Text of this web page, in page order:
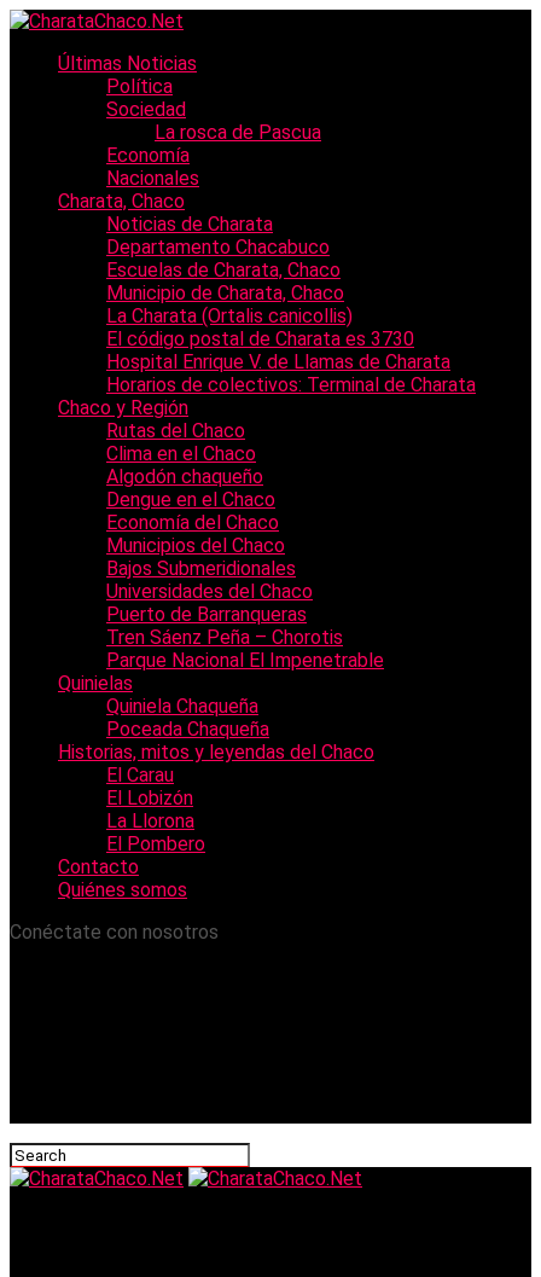
Últimas Noticias
Política
Sociedad
La rosca de Pascua
Economía
Nacionales
Charata, Chaco
Noticias de Charata
Departamento Chacabuco
Escuelas de Charata, Chaco
Municipio de Charata, Chaco
La Charata (Ortalis canicollis)
El código postal de Charata es 3730
Hospital Enrique V. de Llamas de Charata
Horarios de colectivos: Terminal de Charata
Chaco y Región
Rutas del Chaco
Clima en el Chaco
Algodón chaqueño
Dengue en el Chaco
Economía del Chaco
Municipios del Chaco
Bajos Submeridionales
Universidades del Chaco
Puerto de Barranqueras
Tren Sáenz Peña – Chorotis
Parque Nacional El Impenetrable
Quinielas
Quiniela Chaqueña
Poceada Chaqueña
Historias, mitos y leyendas del Chaco
El Carau
El Lobizón
La Llorona
El Pombero
Contacto
Quiénes somos
Conéctate con nosotros